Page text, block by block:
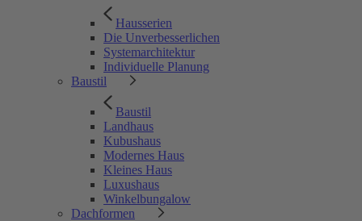
Hausserien
Die Unverbesserlichen
Systemarchitektur
Individuelle Planung
Baustil
Baustil
Landhaus
Kubushaus
Modernes Haus
Kleines Haus
Luxushaus
Winkelbungalow
Dachformen